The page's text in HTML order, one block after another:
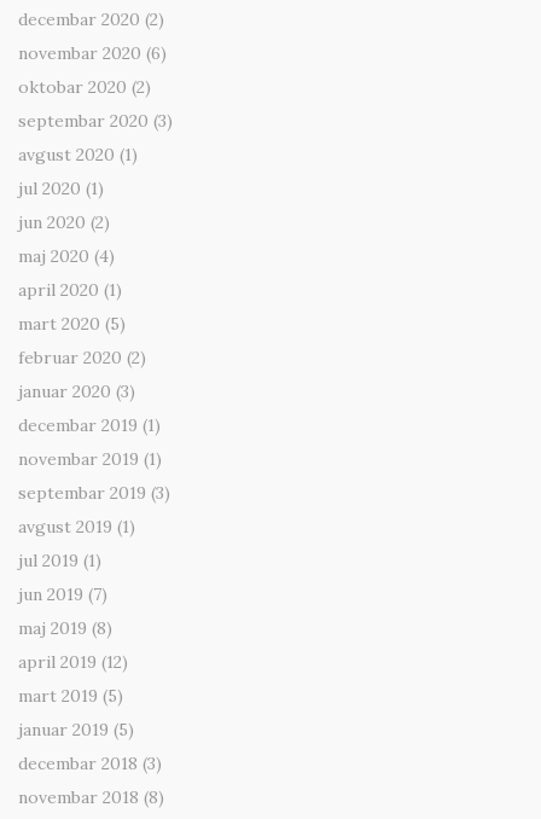
decembar 2020 (2)
novembar 2020 (6)
oktobar 2020 (2)
septembar 2020 (3)
avgust 2020 (1)
jul 2020 (1)
jun 2020 (2)
maj 2020 (4)
april 2020 (1)
mart 2020 (5)
februar 2020 (2)
januar 2020 (3)
decembar 2019 (1)
novembar 2019 (1)
septembar 2019 (3)
avgust 2019 (1)
jul 2019 (1)
jun 2019 (7)
maj 2019 (8)
april 2019 (12)
mart 2019 (5)
januar 2019 (5)
decembar 2018 (3)
novembar 2018 (8)